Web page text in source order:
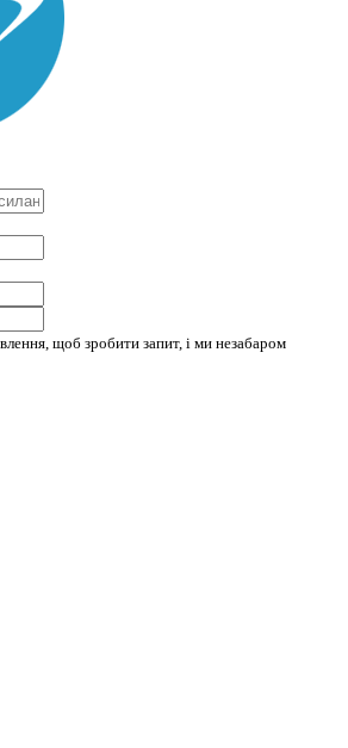
щоб зробити запит, і ми незабаром